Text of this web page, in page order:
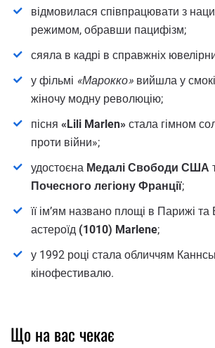
відмовилася співпрацювати з
режимом, обравши пацифізм;
сяяла в кадрі в справжніх
у фільмі «Марокко» вийшла у
жіночу модну революцію;
пісня «Lili Marlen» стала гімном
проти війни»;
удостоєна Медалі Свободи США
Почесного легіону Франції;
її ім’ям названо площі в Парижі та
астероїд (1010) Marlene;
у 1992 році стала обличчям
кінофестивалю.
Що на вас чекає